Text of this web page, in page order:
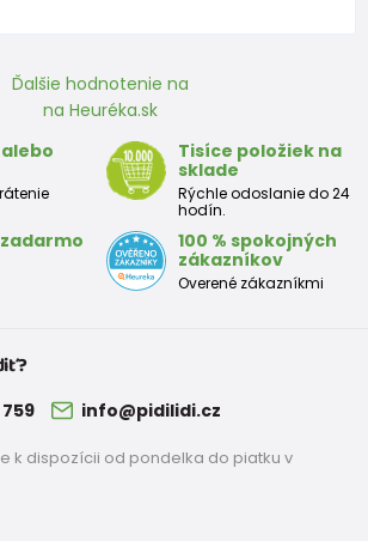
Ďalšie hodnotenie na
na Heuréka.sk
Tisíce položiek na
sklade
Rýchle odoslanie do 24
hodín.
100 % spokojných
zákazníkov
Overené zákazníkmi
info@pidilidi.cz
k dispozícii od pondelka do piatku v